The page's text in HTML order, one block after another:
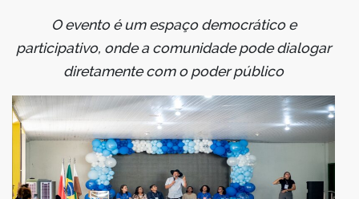
O evento é um espaço democrático e
participativo, onde a comunidade pode dialogar
diretamente com o poder público